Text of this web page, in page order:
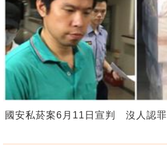
國安私菸案6月11日宣判 沒人認罪